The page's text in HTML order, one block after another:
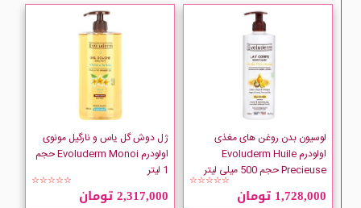
Dimples
Ditron
Dove
Dr Teals
لوسیون بدن روغن های مغذی
اولودرم Evoluderm Huile
Precieuse حجم 500 میلی لیتر
☆☆☆☆☆
1,728,000 تومان
ژل دوش گل یاس و نارگیل مونوی
اولودرم Evoluderm Monoi حجم
1 لیتر
☆☆☆☆☆
2,317,000 تومان